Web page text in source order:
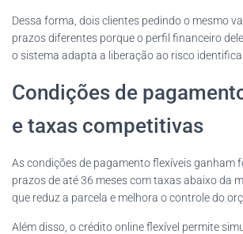
Dessa forma, dois clientes pedindo o mesmo
prazos diferentes porque o perfil financeiro
o sistema adapta a liberação ao risco
Condições de
e taxas competitivas
As condições de pagamento flexíveis ganham
prazos de até 36 meses com taxas abaixo da
que reduz a parcela e melhora o controle do
Além disso, o crédito online flexível permite